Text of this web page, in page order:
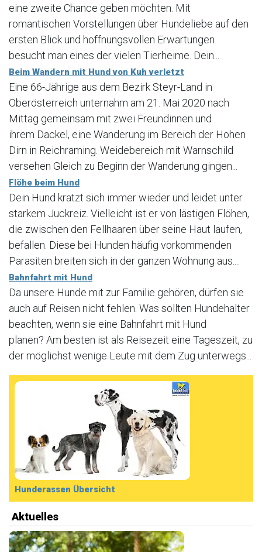
eine zweite Chance geben möchten. Mit
romantischen Vorstellungen über Hundeliebe auf den
ersten Blick und hoffnungsvollen Erwartungen
besucht man eines der vielen Tierheime. Dein...
Beim Wandern mit Hund von Kuh verletzt
Eine 66-Jährige aus dem Bezirk Steyr-Land in
Oberösterreich unternahm am 21. Mai 2020 nach
Mittag gemeinsam mit zwei Freundinnen und
ihrem Dackel, eine Wanderung im Bereich der Hohen
Dirn in Reichraming. Weidebereich mit Warnschild
versehen Gleich zu Beginn der Wanderung gingen...
Flöhe beim Hund
Dein Hund kratzt sich immer wieder und leidet unter
starkem Juckreiz. Vielleicht ist er von lästigen Flöhen,
die zwischen den Fellhaaren über seine Haut laufen,
befallen. Diese bei Hunden häufig vorkommenden
Parasiten breiten sich in der ganzen Wohnung aus....
Bahnfahrt mit Hund
Da unsere Hunde mit zur Familie gehören, dürfen sie
auch auf Reisen nicht fehlen. Was sollten Hundehalter
beachten, wenn sie eine Bahnfahrt mit Hund
planen? Am besten ist als Reisezeit eine Tageszeit, zu
der möglichst wenige Leute mit dem Zug unterwegs...
Hunderassen Übersicht
Aktuelles